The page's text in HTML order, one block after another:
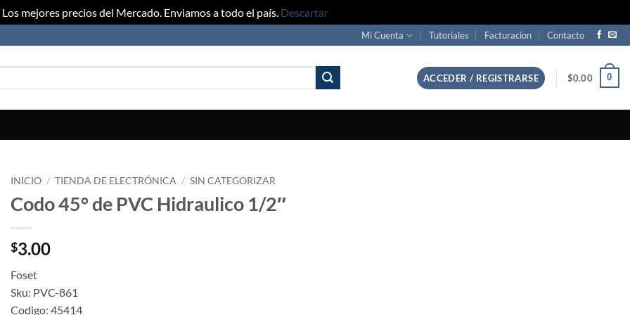
Los mejores precios del Mercado. Enviamos a todo el país. Descartar
Mi Cuenta Tutoriales Facturacion Contacto
ACCEDER / REGISTRARSE $0.00 0
INICIO / TIENDA DE ELECTRÓNICA / SIN CATEGORIZAR
Codo 45° de PVC Hidraulico 1/2″
$3.00
Foset
Sku: PVC-861
Codigo: 45414